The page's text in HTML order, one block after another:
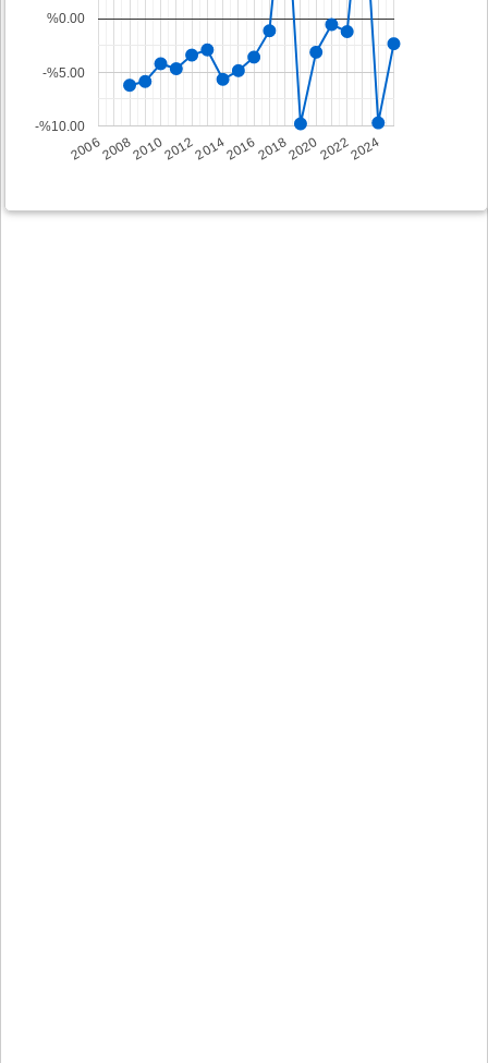
2006200820102012201420162018202020222024
-%10.00
-%5.00
%0.00